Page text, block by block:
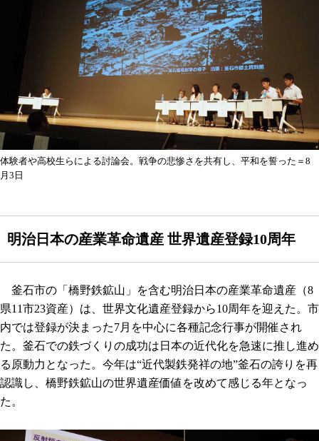
体験者や高校生らによる討論会。戦争の悲惨さを共有し、平和を誓った＝8
月3日
明治日本の産業革命遺産 世界遺産登録10周年
釜石市の「橋野鉄鉱山」を含む明治日本の産業革命遺産（8
県11市23資産）は、世界文化遺産登録から10周年を迎えた。市
内では登録が決まった7月を中心に各種記念行事が開催され
た。釜石での鉄づくりの成功は日本の近代化を急速に推し進め
る原動力となった。今年は“近代製鉄発祥の地”釜石の誇りを再
認識し、橋野鉄鉱山の世界遺産価値を改めて感じる年となっ
た。